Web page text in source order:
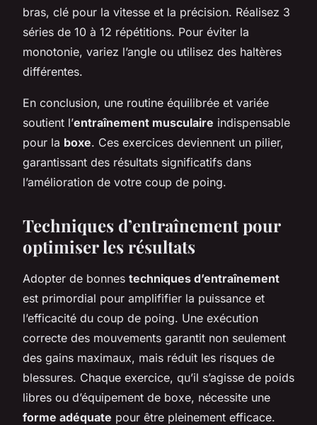
bras, clé pour la vitesse et la précision. Réalisez 3
séries de 10 à 12 répétitions. Pour éviter la
monotonie, variez l’angle ou utilisez des haltères
différentes.
En conclusion, une routine équilibrée et variée
soutient l’entraînement musculaire indispensable
pour la boxe. Ces exercices deviennent un pilier,
garantissant des résultats significatifs dans
l’amélioration de votre coup de poing.
Techniques d’entraînement pour
optimiser les résultats
Adopter de bonnes techniques d’entraînement
est primordial pour amplififier la puissance et
l’efficacité du coup de poing. Une exécution
correcte des mouvements garantit non seulement
des gains maximaux, mais réduit les risques de
blessures. Chaque exercice, qu’il s’agisse de poids
libres ou d’équipement de boxe, nécessite une
forme adéquate pour être pleinement efficace.